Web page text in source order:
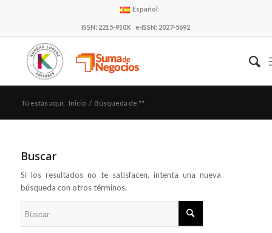
Español
ISSN: 2215-910X e-ISSN: 2027-5692
Tú estás aquí: Inicio / Búsqueda de ""
Buscar
Si los resultados no te satisfacen, intenta una nueva
búsqueda con otros términos.